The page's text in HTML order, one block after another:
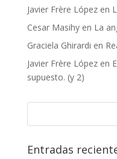
Javier Frère Lópezen
Cesar Masihyen La
Graciela Ghirardi en
Javier Frère Lópezen
supuesto. (y 2)
Entradas